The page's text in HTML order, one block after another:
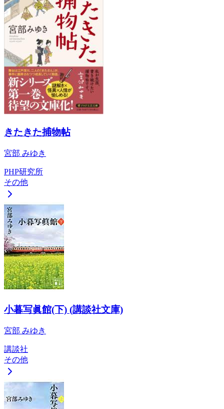
きたきた捕物帖
宮部 みゆき
PHP研究所
その他
小暮写眞館(下) (講談社文庫)
宮部 みゆき
講談社
その他